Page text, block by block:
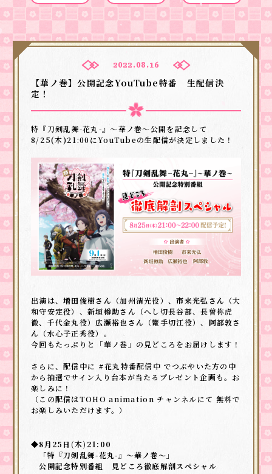
2022.08.16
【華ノ巻】公開記念YouTube特番 生配信決
定！
特『刀剣乱舞-花丸-』～華ノ巻～公開を記念して
8/25(木)21:00にYouTubeの生配信が決定しました！
出演は、増田俊樹さん （加州清光役）、市来光弘さん （大
和守安定役）、新垣樽助さん （へし切長谷部、長曽祢虎
徹、千代金丸役） 広瀬裕也さん （篭手切江役）、 阿部敦さ
ん （水心子正秀役）。
今回もたっぷりと「華ノ巻」の見どころをお届けします！
さらに、配信中に #花丸特番配信中 でつぶやいた方の中
から抽選でサイン入り台本が当たるプレゼント企画も。お
楽しみに！
（この配信はTOHO animation チャンネルにて 無料で
お楽しみいただけます。）
◆8月25日(木)21:00
「特『刀剣乱舞-花丸-』～華ノ巻～」
公開記念特別番組 見どころ徹底解剖スペシャル